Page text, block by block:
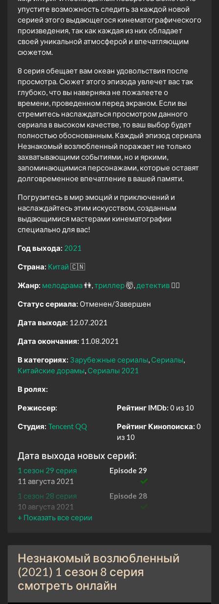
упустите возможность следить за каждой новой
серией этого выдающегося кинематографического
произведения, так как каждая из них обладает
своей уникальной атмосферой и впечатляющим
сюжетом.
8 серия обещает вам океан удовольствия после
просмотра. Сюжет этого эпизода увлечет вас так
глубоко, что вы наверняка не пожалеете о
времени, проведенном перед экраном. Если вы
стремитесь наслаждаться просмотром данного
сериала в высоком качестве, то ваш выбор будет
полностью обоснованным. Каждый эпизод сериала
Незнакомый возлюбленный поражает не только
захватывающими событиями, но и яркими,
запоминающимися персонажами, которые оставят
долговременное впечатление в вашей памяти.
Погрузитесь в мир эмоций и приключений и
наслаждайтесь этим искусством, созданным
выдающимися мастерами кинематографии
специально для вас!
Год выхода: 2021
Страна: Китай 🇨🇳
Жанр: мелодрама👫 триллер🤯 детектив 🕵️‍♂️
Статус сериала: Отменен/Завершен
Дата выхода: 12.07.2021
Дата окончания: 11.08.2021
В категориях: Зарубежные сериалы Сериалы
Китайские дорамы Сериалы 2021
В ролях:
Режиссер:
Студия: Tencent QQ
Рейтинг IMDb: 0 из 10
Рейтинг Кинопоиска: 0
из 10
Дата выхода новых серий:
1 сезон 29 серия
Episode 29
11 августа 2021
1 сезон 28 серия
Episode 28
10 августа 2021
1 сезон 27 серия
1 сезон 26 серия
Episode 26
9 августа 2021
1 сезон 25 серия
Episode 25
9 августа 2021
Незнакомый возлюбленный
(2021) 1 сезон 8 серия
смотреть онлайн